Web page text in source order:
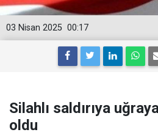
00:17
03 Nisan 2025
Silahlı saldırıya
oldu